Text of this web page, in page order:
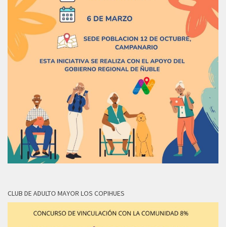
CLUB DE ADULTO MAYOR LOS COPIHUES